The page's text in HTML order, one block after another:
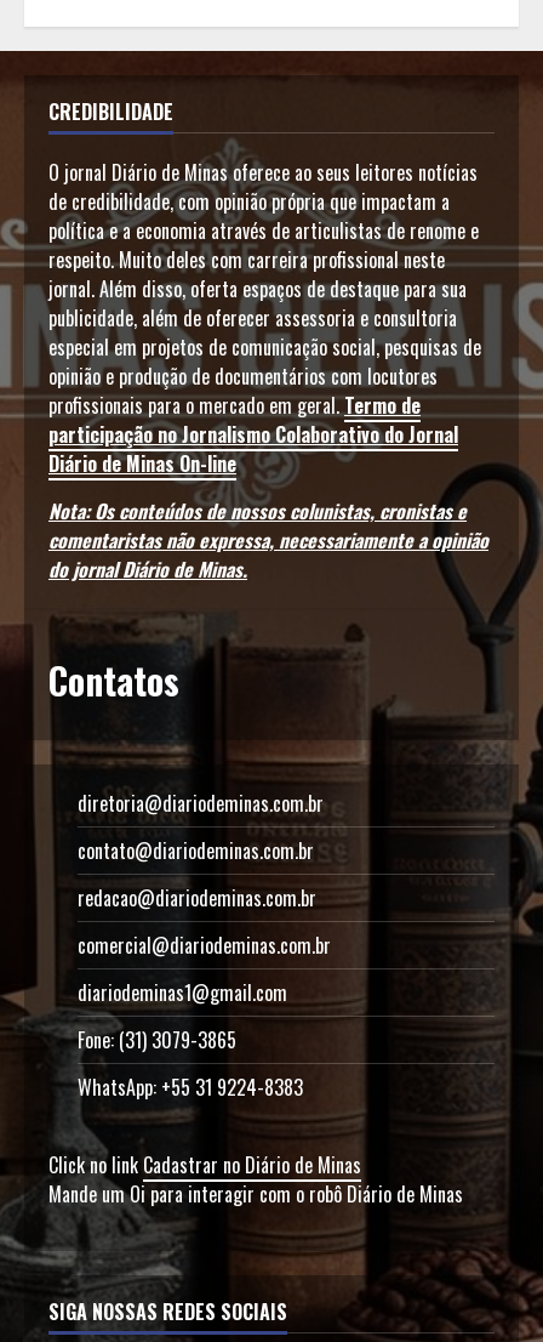
CREDIBILIDADE
O jornal Diário de Minas oferece ao seus leitores notícias
de credibilidade, com opinião própria que impactam a
política e a economia através de articulistas de renome e
respeito. Muito deles com carreira profissional neste
jornal. Além disso, oferta espaços de destaque para sua
publicidade, além de oferecer assessoria e consultoria
especial em projetos de comunicação social, pesquisas de
opinião e produção de documentários com locutores
profissionais para o mercado em geral.Termo de
participação no Jornalismo Colaborativo do Jornal
Diário de Minas On-line
Nota: Os conteúdos de nossos colunistas, cronistas e
comentaristas não expressa, necessariamente a opinião
do jornal Diário de Minas.
Contatos
diretoria@diariodeminas.com.br
contato@diariodeminas.com.br
redacao@diariodeminas.com.br
comercial@diariodeminas.com.br
diariodeminas1@gmail.com
Fone: (31) 3079-3865
WhatsApp: +55 31 9224-8383
Click no link Cadastrar no Diário de Minas
Mande um Oi para interagir com o robô Diário de Minas
SIGA NOSSAS REDES SOCIAIS